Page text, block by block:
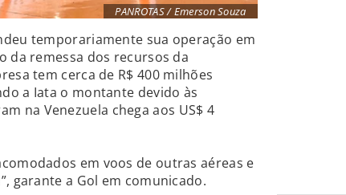
PANROTAS / Emerson Souza
temporariamente sua operação em
da remessa dos recursos da
tem cerca de R$ 400 milhões
a Iata o montante devido às
na Venezuela chega aos US$ 4
em voos de outras aéreas e
garante a Gol em comunicado.